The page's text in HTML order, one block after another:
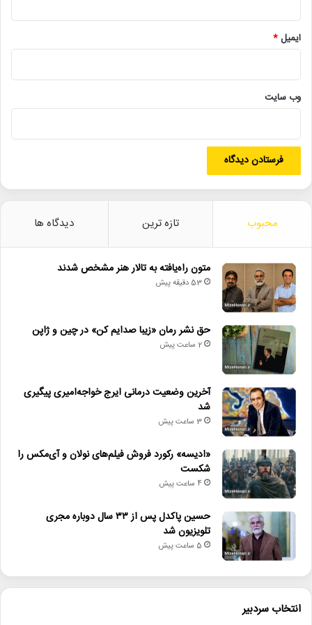
نیز با اشاره به تاریخ‌نگاری خاص فیلم، آن را تلاشی برای تبرئه مردم
آلمان از جنایات نازی‌ها دانست و افزود: «چنین آثاری به جای پرداختن
به واقعیت‌های تاریخی، صرفاً جنبه پروپاگاندایی دارند.»
میز پرونده: نقد، از گفتمان روشنفکری تا صنعت سینما
نقد سینمایی پرداختند. حسینی با اشاره به تاریخچه نقد در ایران و
جهان، تأکید کرد: «نقد حرفه‌ای در ایران تحت تأثیر گفتمان روشنفکری
است و کمتر به صنعت سینما وابسته بوده است.»
قادری نیز با انتقاد از نگاه ایدئولوژیک به سینما، بیان کرد:
«دسته‌بندی‌های اشتباه مانند سینمای هنری در برابر سینمای عامه‌پسند،
بیشتر برای اهداف سیاسی و اجتماعی استفاده می‌شوند تا نقد هنری. ما
به نقدی نیاز داریم که فارغ از این نگاه‌ها، به تحلیل واقعی آثار بپردازد.»
پایان‌بندی برنامه با یاد مهرجویی
این قسمت از برنامه «هفت» با یادی از داریوش مهرجویی، کارگردان
فقید سینمای ایران، به پایان رسید.
لینک خبر
دیگر خبرها
ایمیل*
وب‌ سایت
محبوب تازه ترین دیدگاه ها
متون راه‌یافته به تالار هنر مشخص شدند
53 دقیقه پیش
حق نشر رمان «زیبا صدایم کن» در چین و ژاپن
2 ساعت پیش
آخرین وضعیت درمانی ایرج خواجه‌امیری پیگیری
شد
3 ساعت پیش
«ادیسه» رکورد فروش فیلم‌های نولان و آی‌مکس را
شکست
4 ساعت پیش
حسین پاکدل پس از ۳۳ سال دوباره مجری
تلویزیون شد
5 ساعت پیش
انتخاب سردبیر